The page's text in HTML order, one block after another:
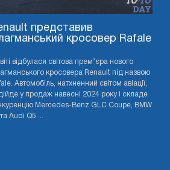
представив
кросовер Rafale
відбулася світова прем’єра нового
кросовера Renault під назвою
Автомобіль, натхненний світом авіації,
у продаж навесні 2024 року і складе
Mercedes-Benz GLC Coupe, BMW
Audi Q5 ...